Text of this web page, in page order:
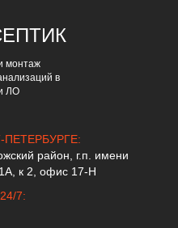
монтаж
в
ЛО
район, г.п. имени
к 2, офис 17-Н
7: